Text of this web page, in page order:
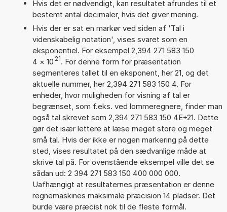
Hvis det er nødvendigt, kan resultatet afrundes til et
bestemt antal decimaler, hvis det giver mening.
Hvis der er sat en markør ved siden af 'Tal i
videnskabelig notation', vises svaret som en
eksponentiel. For eksempel 2,394 271 583 150
4 × 10 21. For denne form for præsentation
segmenteres tallet til en eksponent, her 21, og det
aktuelle nummer, her 2,394 271 583 150 4. For
enheder, hvor muligheden for visning af tal er
begrænset, som f.eks. ved lommeregnere, finder man
også tal skrevet som 2,394 271 583 150 4E+21. Dette
gør det især lettere at læse meget store og meget
små tal. Hvis der ikke er nogen markering på dette
sted, vises resultatet på den sædvanlige måde at
skrive tal på. For ovenstående eksempel ville det se
sådan ud: 2 394 271 583 150 400 000 000.
Uafhængigt at resultaternes præsentation er denne
regnemaskines maksimale præcision 14 pladser. Det
burde være præcist nok til de fleste formål.